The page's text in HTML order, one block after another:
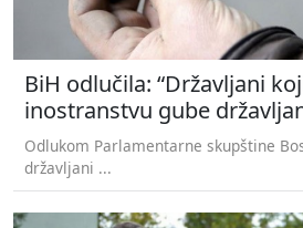
BiH odlučila: “Državljani
inostranstvu gube
Odlukom Parlamentarne skupštine
državljani ...